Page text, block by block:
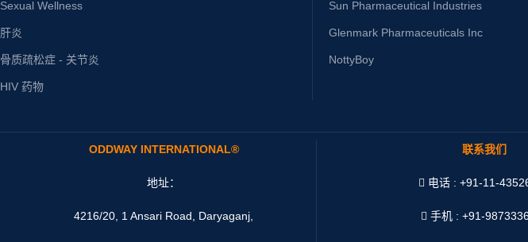
Sexual Wellness
肝炎
骨质疏松症 - 关节炎
HIV 药物
Sun Pharmaceutical Industries
Glenmark Pharmaceuticals Inc
NottyBoy
ODDWAY INTERNATIONAL®
地址：
4216/20, 1 Ansari Road, Daryaganj,
联系我们
电话 : +91-11-
手机 : +91-